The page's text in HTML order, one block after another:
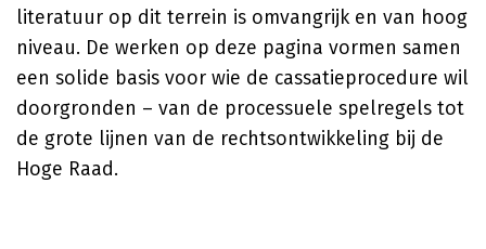
literatuur op dit terrein is omvangrijk en van hoog
niveau. De werken op deze pagina vormen samen
een solide basis voor wie de cassatieprocedure wil
doorgronden – van de processuele spelregels tot
de grote lijnen van de rechtsontwikkeling bij de
Hoge Raad.